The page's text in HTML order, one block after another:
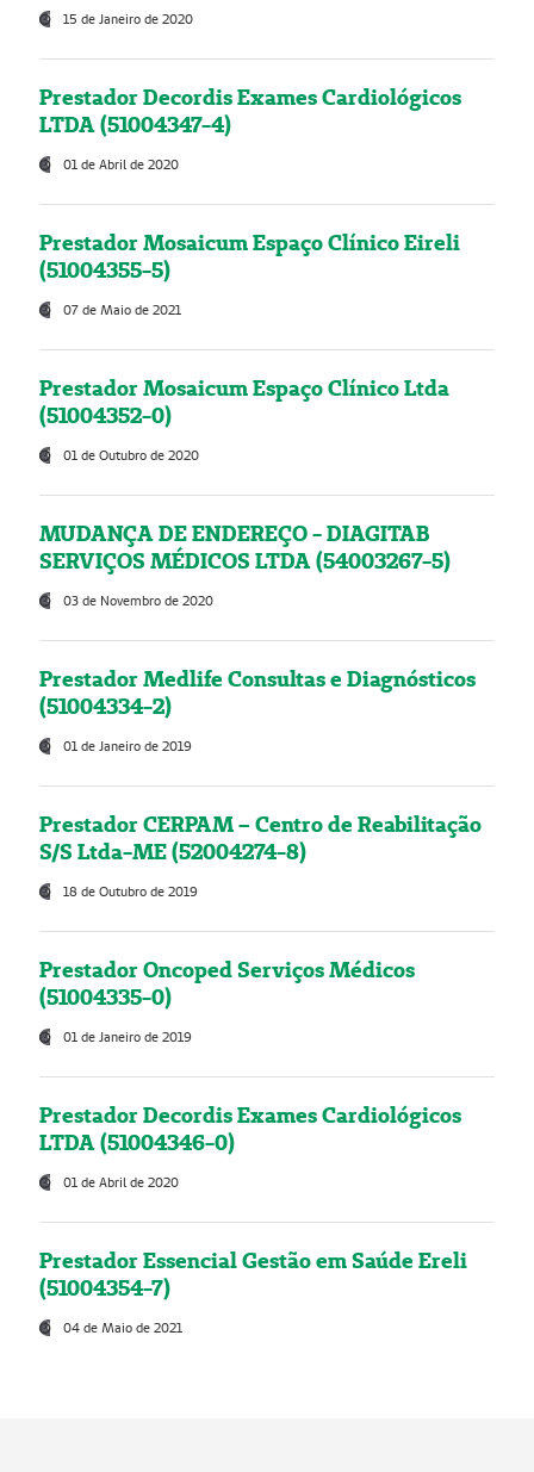
15 de Janeiro de 2020
Prestador Decordis Exames Cardiológicos
LTDA (51004347-4)
01 de Abril de 2020
Prestador Mosaicum Espaço Clínico Eireli
(51004355-5)
07 de Maio de 2021
Prestador Mosaicum Espaço Clínico Ltda
(51004352-0)
01 de Outubro de 2020
MUDANÇA DE ENDEREÇO - DIAGITAB
SERVIÇOS MÉDICOS LTDA (54003267-5)
03 de Novembro de 2020
Prestador Medlife Consultas e Diagnósticos
(51004334-2)
01 de Janeiro de 2019
Prestador CERPAM – Centro de Reabilitação
S/S Ltda-ME (52004274-8)
18 de Outubro de 2019
Prestador Oncoped Serviços Médicos
(51004335-0)
01 de Janeiro de 2019
Prestador Decordis Exames Cardiológicos
LTDA (51004346-0)
01 de Abril de 2020
Prestador Essencial Gestão em Saúde Ereli
(51004354-7)
04 de Maio de 2021